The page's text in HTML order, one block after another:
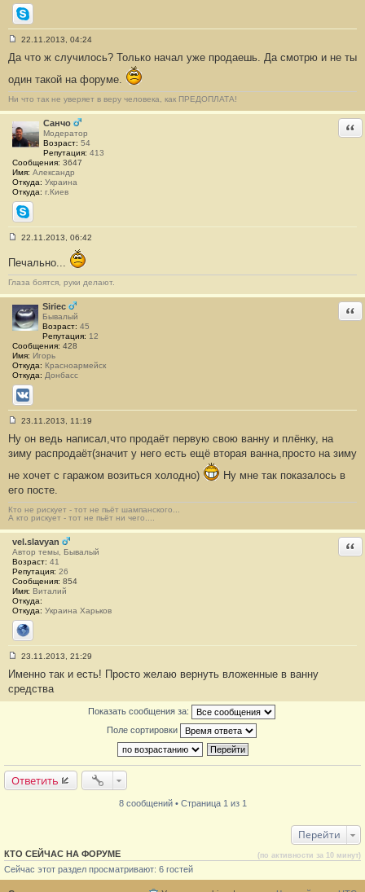
Skype
о
б
щ
и
#
5
22.11.2013, 04:24
Да что ж случилось? Только начал уже продаешь. Да смотрю и не ты
один такой на форуме.
Ни что так не уверяет в веру человека, как ПРЕДОПЛАТА!
Санчо
Модератор
Возраст: 54
Репутация: 413
Сообщения: 3647
Имя: Александр
Откуда: Украина
Откуда: г.Киев
Skype
о
б
щ
е
н
и
е
#
6
22.11.2013, 06:42
Печально...
Глаза боятся, руки делают.
Siriec
Бывалый
Возраст: 45
Репутация: 12
Сообщения: 428
Имя: Игорь
Откуда: Красноармейск
Откуда: Донбасс
ВКонтакте
о
о
б
е
н
и
#
23.11.2013, 11:19
Ну он ведь написал,что продаёт первую свою ванну и плёнку, на
зиму распродаёт(значит у него есть ещё вторая ванна,просто на зиму
не хочет с гаражом возиться холодно)
Ну мне так показалось в
его посте.
Кто не рискует - тот не пьёт шампанского...
А кто рискует - тот не пьёт ни чего....
vel.slavyan
Автор темы, Бывалый
Возраст: 41
Репутация: 26
Сообщения: 854
Имя: Виталий
Откуда:
Откуда: Украина Харьков
Сайт
о
б
щ
23.11.2013, 21:29
Именно так и есть! Просто желаю вернуть вложенные в ванну
средства
Показать сообщения за:
Поле сортировки
Ответить
8 сообщений • Страница 1 из 1
Перейти
КТО СЕЙЧАС НА ФОРУМЕ (по активности за 10 минут)
Сейчас этот раздел просматривают: 6 гостей